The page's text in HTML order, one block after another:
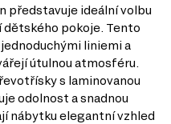
představuje ideální volbu
dětského pokoje. Tento
liniemi a
útulnou atmosféru.
s laminovanou
odolnost a snadnou
nábytku elegantní vzhled